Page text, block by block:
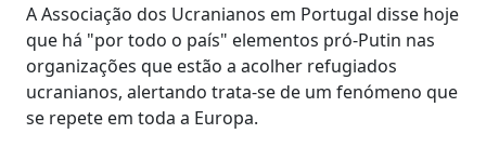
A Associação dos Ucranianos em Portugal disse hoje
que há "por todo o país" elementos pró-Putin nas
organizações que estão a acolher refugiados
ucranianos, alertando trata-se de um fenómeno que
se repete em toda a Europa.